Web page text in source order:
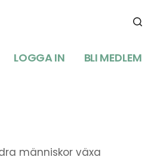
LOGGA IN BLI MEDLEM
människor växa